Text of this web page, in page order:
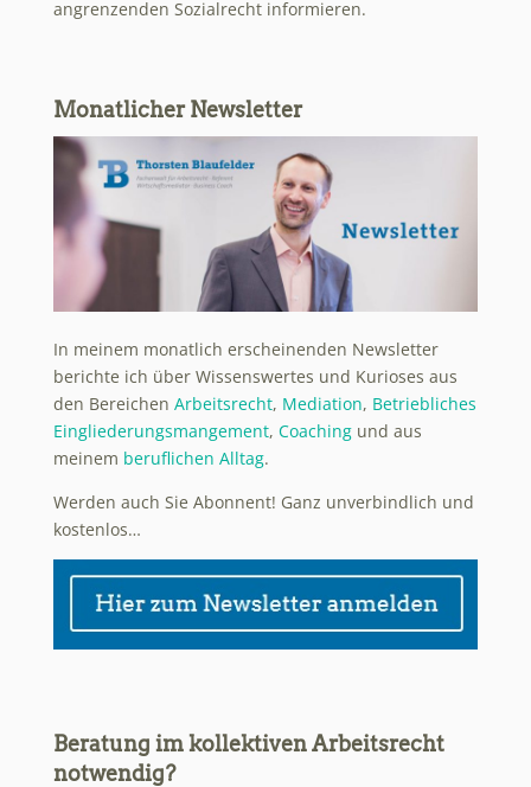
angrenzenden Sozialrecht informieren.
Monatlicher Newsletter
In meinem monatlich erscheinenden Newsletter
berichte ich über Wissenswertes und Kurioses aus
den Bereichen Arbeitsrecht, Mediation, Betriebliches
Eingliederungsmangement, Coachingund aus
meinem beruflichen Alltag.
Werden auch Sie Abonnent! Ganz unverbindlich und
kostenlos…
Beratung im kollektiven Arbeitsrecht
notwendig?